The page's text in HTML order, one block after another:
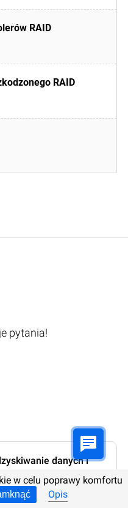
pytania!
danych i
w celu poprawy komfortu
Opis